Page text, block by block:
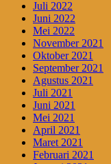
Juli 2022
Juni 2022
Mei 2022
November 2021
Oktober 2021
September 2021
Agustus 2021
Juli 2021
Juni 2021
Mei 2021
April 2021
Maret 2021
Februari 2021